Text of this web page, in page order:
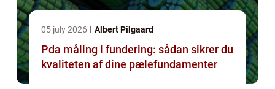
05 july 2026 Albert Pilgaard
Pda måling i fundering: sådan sikrer du
kvaliteten af dine pælefundamenter